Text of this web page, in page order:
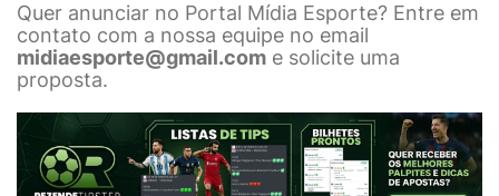
Quer anunciar no Portal Mídia Esporte? Entre em
contato com a nossa equipe no email
midiaesporte@gmail.com e solicite uma
proposta.